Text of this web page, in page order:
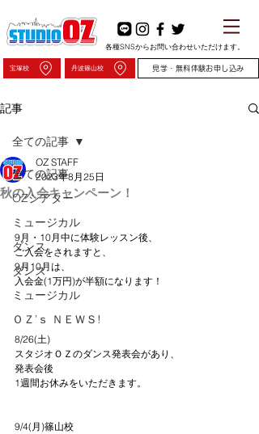
各種SNSからお問い合わせいただけます。
宝塚校 丹波篠山校 見学・無料体験お申し込み
記事
全ての記事
OZシアター
ミュージカル
ダンス
ダンス
ミュージカル
ＯＺ’ｓ ＮＥＷＳ!
全ての記事
秋の入会キャンペーン！
OZ STAFF
2023年8月25日
9月・10月中に体験レッスン後、
ご入会をされますと、
9月10月は、
入会金(1万円)が半額になります！
8/26(土)
スタジオＯＺのダンス発表会があり、
発表会後
1週間お休みをいただきます。
9/4(月)篠山校